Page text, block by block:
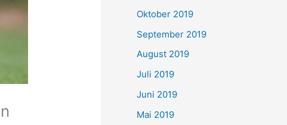
Oktober 2019
September 2019
August 2019
Juli 2019
Juni 2019
Mai 2019